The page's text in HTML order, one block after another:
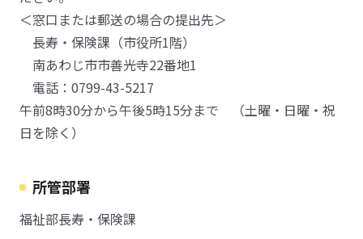
＜窓口または郵送の場合の提出先＞
長寿・保険課（市役所1階）
南あわじ市市善光寺22番地1
電話：0799-43-5217
午前8時30分から午後5時15分まで （土曜・日曜・祝
日を除く）
所管部署
福祉部長寿・保険課